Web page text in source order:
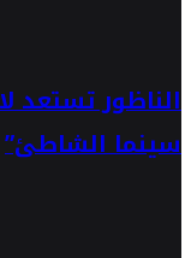
الناظور تستعد
سينما الشاطئ”